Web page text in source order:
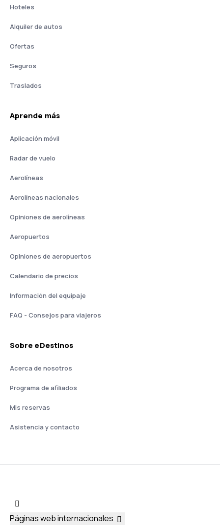
Hoteles
Alquiler de autos
Ofertas
Seguros
Traslados
Aprende más
Aplicación móvil
Radar de vuelo
Aerolíneas
Aerolíneas nacionales
Opiniones de aerolíneas
Aeropuertos
Opiniones de aeropuertos
Calendario de precios
Información del equipaje
FAQ - Consejos para viajeros
Sobre eDestinos
Acerca de nosotros
Programa de afiliados
Mis reservas
Asistencia y contacto
Páginas web internacionales